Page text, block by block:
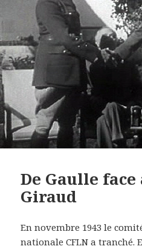
De Gaulle
Giraud
En novembre 1943 le
nationale CFLN a tranché.